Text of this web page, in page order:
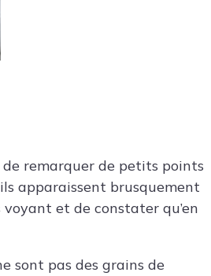
de remarquer de petits points
apparaissent brusquement
et de constater qu’en
sont pas des grains de